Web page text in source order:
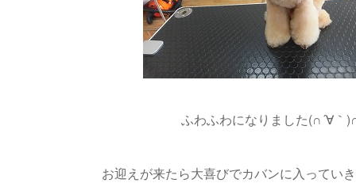
ふわふわになりました(∩´∀｀
お迎えが来たら大喜びでカバンに入ってい